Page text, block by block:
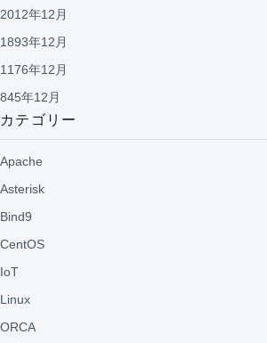
2012年12月
1893年12月
1176年12月
845年12月
カテゴリー
Apache
Asterisk
Bind9
CentOS
IoT
Linux
ORCA